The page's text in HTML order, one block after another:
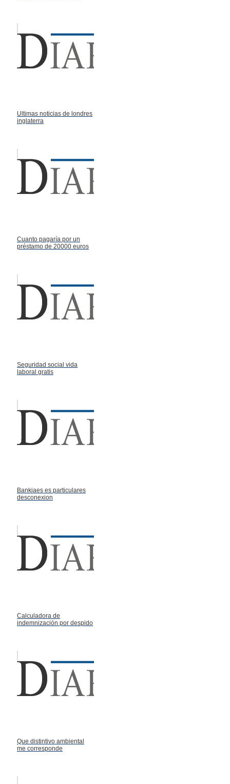
Ultimas noticias de londres
inglaterra
Cuanto pagaría por un
préstamo de 20000 euros
Seguridad social vida
laboral gratis
Bankiaes es particulares
desconexion
Calculadora de
indemnización por despido
Que distintivo ambiental
me corresponde